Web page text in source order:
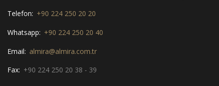
Telefon: +90 224 250 20 20
Whatsapp: +90 224 250 20 40
Email: almira@almira.com.tr
Fax: +90 224 250 20 38 - 39